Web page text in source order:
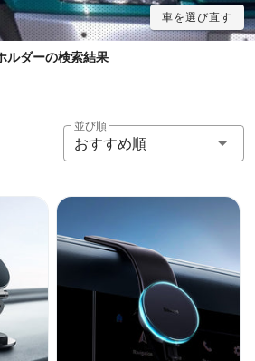
車を選び直す
ルダーの検索結果
並び順
おすすめ順